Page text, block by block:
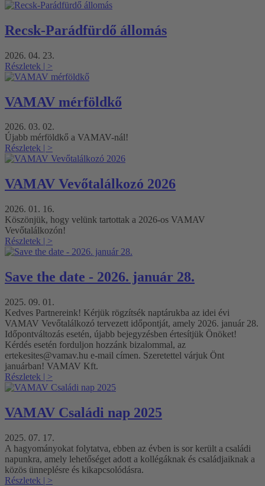
Recsk-Parádfürdő állomás
2026. 04. 23.
Részletek | >
VAMAV mérföldkő
2026. 03. 02.
Újabb mérföldkő a VAMAV-nál!
Részletek | >
VAMAV Vevőtalálkozó 2026
2026. 01. 16.
Köszönjük, hogy velünk tartottak a 2026-os VAMAV
Vevőtalálkozón!
Részletek | >
Save the date - 2026. január 28.
2025. 09. 01.
Kedves Partnereink! Kérjük rögzítsék naptárukba az idei évi
VAMAV Vevőtalálkozó tervezett időpontját, amely 2026. január 28.
Időpontváltozás esetén, újabb bejegyzésben értesítjük Önöket!
Kérdés esetén forduljon hozzánk bizalommal, az
ertekesites@vamav.hu e-mail címen. Szeretettel várjuk Önt
januárban! VAMAV Kft.
Részletek | >
VAMAV Családi nap 2025
2025. 07. 17.
A hagyományokat folytatva, ebben az évben is sor került a családi
napunkra, amely lehetőséget adott a kollégáknak és családjaiknak a
közös ünneplésre és kikapcsolódásra.
Részletek | >